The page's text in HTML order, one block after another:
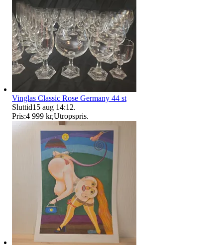
Vinglas Classic Rose Germany 44 st
Sluttid15 aug 14:12.
Pris:4 999 kr,Utropspris.